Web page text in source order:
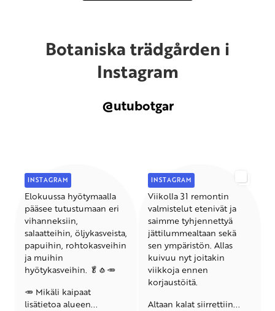
Botaniska trädgården i
Instagram
@utubotgar
Elokuussa hyötymaalla
pääsee tutustumaan eri
vihanneksiin,
salaatteihin, öljykasveista,
papuihin, rohtokasveihin
ja muihin
hyötykasveihin. 🥬🧄🥕
🥕 Mikäli kaipaat
lisätietoa alueen...
INSTAGRAM
Viikolla 31 remontin
valmistelut etenivät ja
saimme tyhjennettyä
jättilummealtaan sekä
sen ympäristön. Allas
kuivuu nyt joitakin
viikkoja ennen
korjaustöitä.
Altaan kalat siirrettiin...
INSTAGRAM